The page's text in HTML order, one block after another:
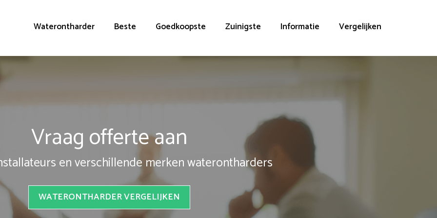
Waterontharder Beste Goedkoopste Zuinigste Informatie Vergelijken
Vraag offerte aan
en verschillende merken waterontharders
WATERONTHARDER VERGELIJKEN